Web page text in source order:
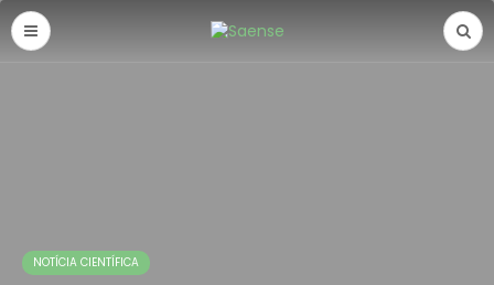
NOTÍCIA CIENTÍFICA